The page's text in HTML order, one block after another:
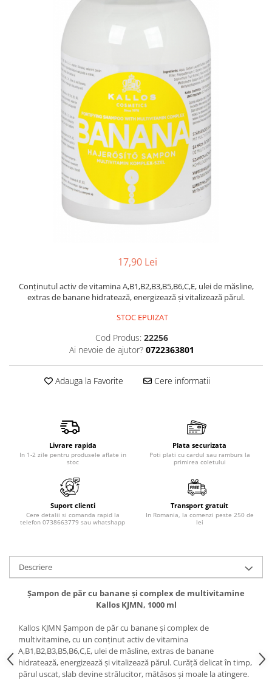
Ceara de par si gel
Sampon de par
Tratamente si masca de par
Vopsea de par si oxidant
Accesorii tuns si vopsit
Balsam de par
Ingrijire corp
Geluri de dus
Deodorante si antiperspirante
Lotiuni si creme de corp
Produse pentru protectie solara
Accesorii ingrijire corp
Produse stilizare sprancene
Aplicatoare si pensule machiaj
Accesorii machiaj
Periute de dinti
Pasta de dinti
Apa de gura
Adeziv dentar si ingrijire proteza
Igiena intima
Tampoane si absorbante
Geluri si deodorante igiena intima
Oja si lac de unghii
Accesorii manichiura & pedichiura
Scutece adulti
17,90 Lei
Conținutul activ de vitamina A,B1,B2,B3,B5,B6,C,E, ulei de măsline,
extras de banane hidratează, energizează și vitalizează părul.
STOC EPUIZAT
Cod Produs: 22256
Ai nevoie de ajutor? 0722363801
Adauga la Favorite Cere informatii
Livrare rapida
In 1-2 zile pentru produsele aflate in
stoc
Plata securizata
Poti plati cu cardul sau ramburs la
primirea coletului
Suport clienti
Cere detalii si comanda rapid la
telefon 0738663779 sau whatshapp
Transport gratuit
In Romania, la comenzi peste 250 de
lei
Descriere
Șampon de păr cu banane și complex de multivitamine
Kallos KJMN, 1000 ml
Kallos KJMN Șampon de păr cu banane și complex de
multivitamine, cu un conținut activ de vitamina
A,B1,B2,B3,B5,B6,C,E, ulei de măsline, extras de banane
hidratează, energizează și vitalizează părul. Curăță delicat în timp,
părul uscat, slab devine strălucitor, mătăsos și moale la atingere.